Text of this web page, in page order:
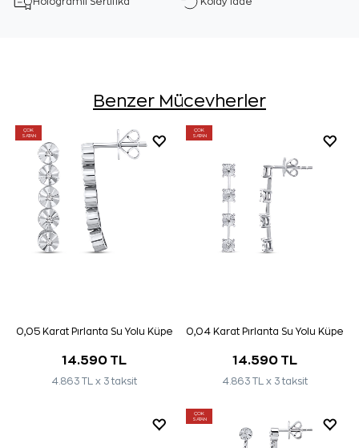
Benzer Mücevherler
ÇOK
SATAN
0,05 Karat Pırlanta Su Yolu Küpe
14.590 TL
4.863 TL x 3 taksit
ÇOK
SATAN
0,04 Karat Pırlanta Su Yolu Küpe
14.590 TL
4.863 TL x 3 taksit
ÇOK
SATAN